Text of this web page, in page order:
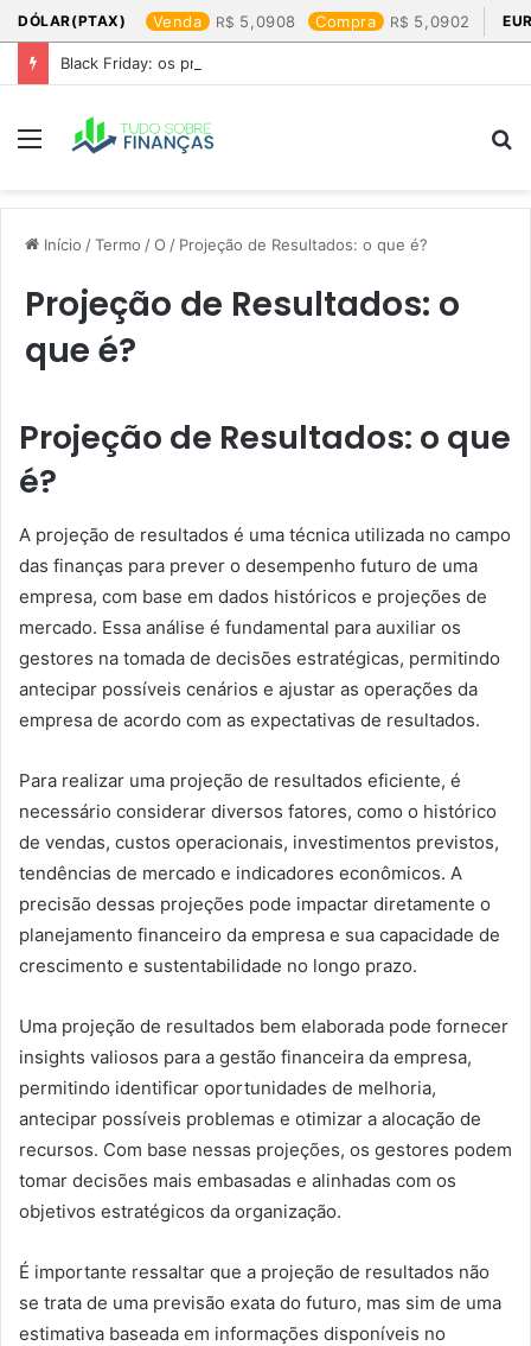
DÓLAR(PTAX) Venda 5,0908 Compra 5,0902
Black Friday: os produtos que mais valem a pena
Menu
Início /Termo /O / Projeção de Resultados: o que é?
Projeção de Resultados: o
que é?
Projeção de Resultados: o que
é?
A projeção de resultados é uma técnica utilizada no campo
das finanças para prever o desempenho futuro de uma
empresa, com base em dados históricos e projeções de
mercado. Essa análise é fundamental para auxiliar os
gestores na tomada de decisões estratégicas, permitindo
antecipar possíveis cenários e ajustar as operações da
empresa de acordo com as expectativas de resultados.
Para realizar uma projeção de resultados eficiente, é
necessário considerar diversos fatores, como o histórico
de vendas, custos operacionais, investimentos previstos,
tendências de mercado e indicadores econômicos. A
precisão dessas projeções pode impactar diretamente o
planejamento financeiro da empresa e sua capacidade de
crescimento e sustentabilidade no longo prazo.
Uma projeção de resultados bem elaborada pode fornecer
insights valiosos para a gestão financeira da empresa,
permitindo identificar oportunidades de melhoria,
antecipar possíveis problemas e otimizar a alocação de
recursos. Com base nessas projeções, os gestores podem
tomar decisões mais embasadas e alinhadas com os
objetivos estratégicos da organização.
É importante ressaltar que a projeção de resultados não
se trata de uma previsão exata do futuro, mas sim de uma
estimativa baseada em informações disponíveis no